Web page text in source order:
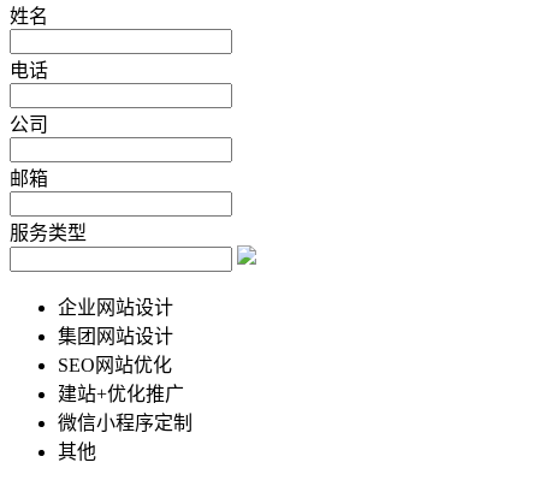
姓名
电话
公司
邮箱
服务类型
企业网站设计
集团网站设计
SEO网站优化
建站+优化推广
微信小程序定制
其他